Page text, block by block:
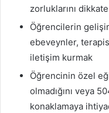
zorluklarını
Öğrencilerin
ebeveynler,
iletişim kurmak
Öğrencinin özel
olmadığını veya
konaklamaya